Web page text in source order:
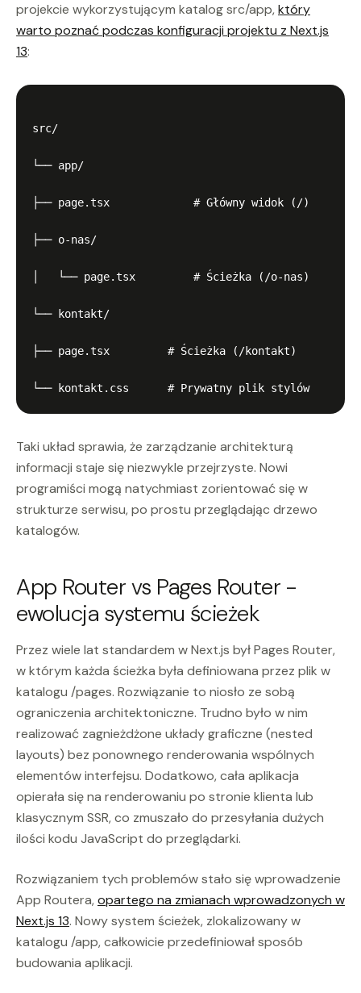
projekcie wykorzystującym katalog src/app,który
warto poznać podczas konfiguracji projektu z Next.js
13:
src/
└── app/
├── page.tsx             # Główny widok (/)
├── o-nas/
│   └── page.tsx         # Ścieżka (/o-nas)
└── kontakt/
├── page.tsx         # Ścieżka (/kontakt)
Taki układ sprawia, że zarządzanie architekturą
informacji staje się niezwykle przejrzyste. Nowi
programiści mogą natychmiast zorientować się w
strukturze serwisu, po prostu przeglądając drzewo
katalogów.
App Router vs Pages Router -
ewolucja systemu ścieżek
Przez wiele lat standardem w Next.js był Pages Router,
w którym każda ścieżka była definiowana przez plik w
katalogu /pages. Rozwiązanie to niosło ze sobą
ograniczenia architektoniczne. Trudno było w nim
realizować zagnieżdżone układy graficzne (nested
layouts) bez ponownego renderowania wspólnych
elementów interfejsu. Dodatkowo, cała aplikacja
opierała się na renderowaniu po stronie klienta lub
klasycznym SSR, co zmuszało do przesyłania dużych
ilości kodu JavaScript do przeglądarki.
Rozwiązaniem tych problemów stało się wprowadzenie
App Routera,opartego na zmianach wprowadzonych w
Next.js 13. Nowy system ścieżek, zlokalizowany w
katalogu /app, całkowicie przedefiniował sposób
budowania aplikacji.